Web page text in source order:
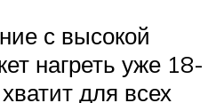
с высокой
нагреть уже 18-
для всех